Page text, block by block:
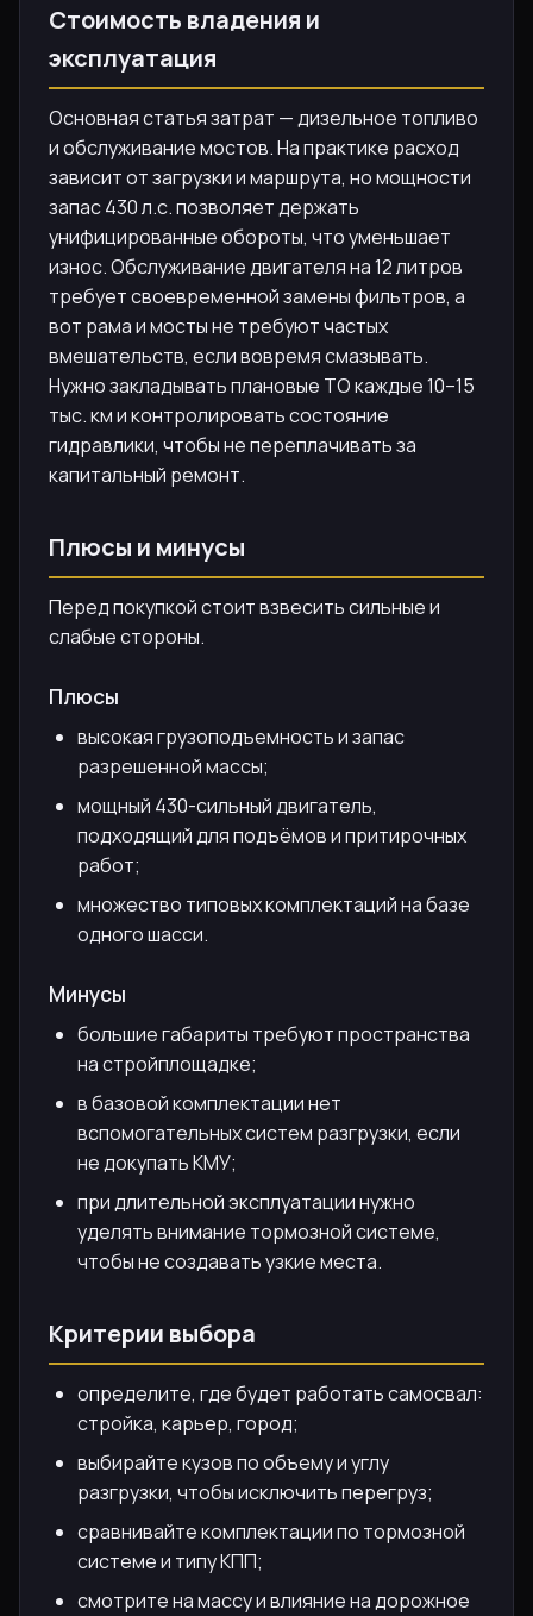
Стоимость владения и
эксплуатация
Основная статья затрат — дизельное топливо
и обслуживание мостов. На практике расход
зависит от загрузки и маршрута, но мощности
запас 430 л.с. позволяет держать
унифицированные обороты, что уменьшает
износ. Обслуживание двигателя на 12 литров
требует своевременной замены фильтров, а
вот рама и мосты не требуют частых
вмешательств, если вовремя смазывать.
Нужно закладывать плановые ТО каждые 10–15
тыс. км и контролировать состояние
гидравлики, чтобы не переплачивать за
капитальный ремонт.
Плюсы и минусы
Перед покупкой стоит взвесить сильные и
слабые стороны.
Плюсы
высокая грузоподъемность и запас
разрешенной массы;
мощный 430-сильный двигатель,
подходящий для подъёмов и притирочных
работ;
множество типовых комплектаций на базе
одного шасси.
Минусы
большие габариты требуют пространства
на стройплощадке;
в базовой комплектации нет
вспомогательных систем разгрузки, если
не докупать КМУ;
при длительной эксплуатации нужно
уделять внимание тормозной системе,
чтобы не создавать узкие места.
Критерии выбора
определите, где будет работать самосвал:
стройка, карьер, город;
выбирайте кузов по объему и углу
разгрузки, чтобы исключить перегруз;
сравнивайте комплектации по тормозной
системе и типу КПП;
смотрите на массу и влияние на дорожное